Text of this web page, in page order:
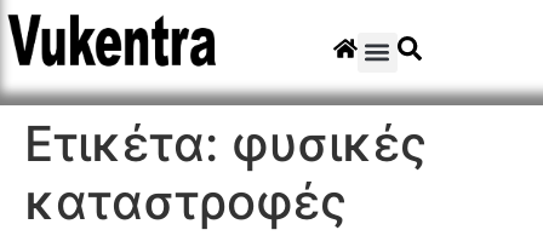
Ετικέτα: φυσικές
καταστροφές